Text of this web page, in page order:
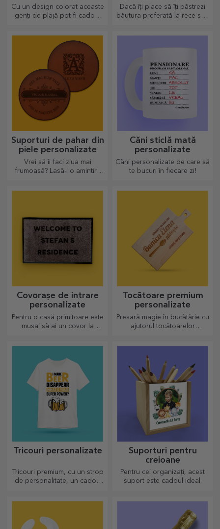
Cu un design colorat aceaste
genți de plajă pot fi cadoul
accesoriu în colecția ta de
genți.
Dacă îți place să îți păstrezi
băutura preferată la rece sau
Suporturi de pahar din
piele personalizate
Vrei să îi faci ziua mai
frumoasă? Lasă-i o amintire
Căni sticlă mată
personalizate
Căni personalizate de care să
te bucuri în fiecare zi!
Covorașe de intrare
personalizate
Pentru o casă primitoare este
musai să ai un covor la
Tocătoare premium
personalizate
Presară magie în bucătărie cu
ajutorul tocătoarelor
Tricouri personalizate
Tricouri premium, cu un strop
de personalitate, un cadou
potrivit!
Suporturi pentru
creioane
Pentru cei organizați, acest
suport este cadoul ideal.